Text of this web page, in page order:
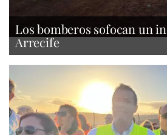
Los bomberos sofocan un
Arrecife